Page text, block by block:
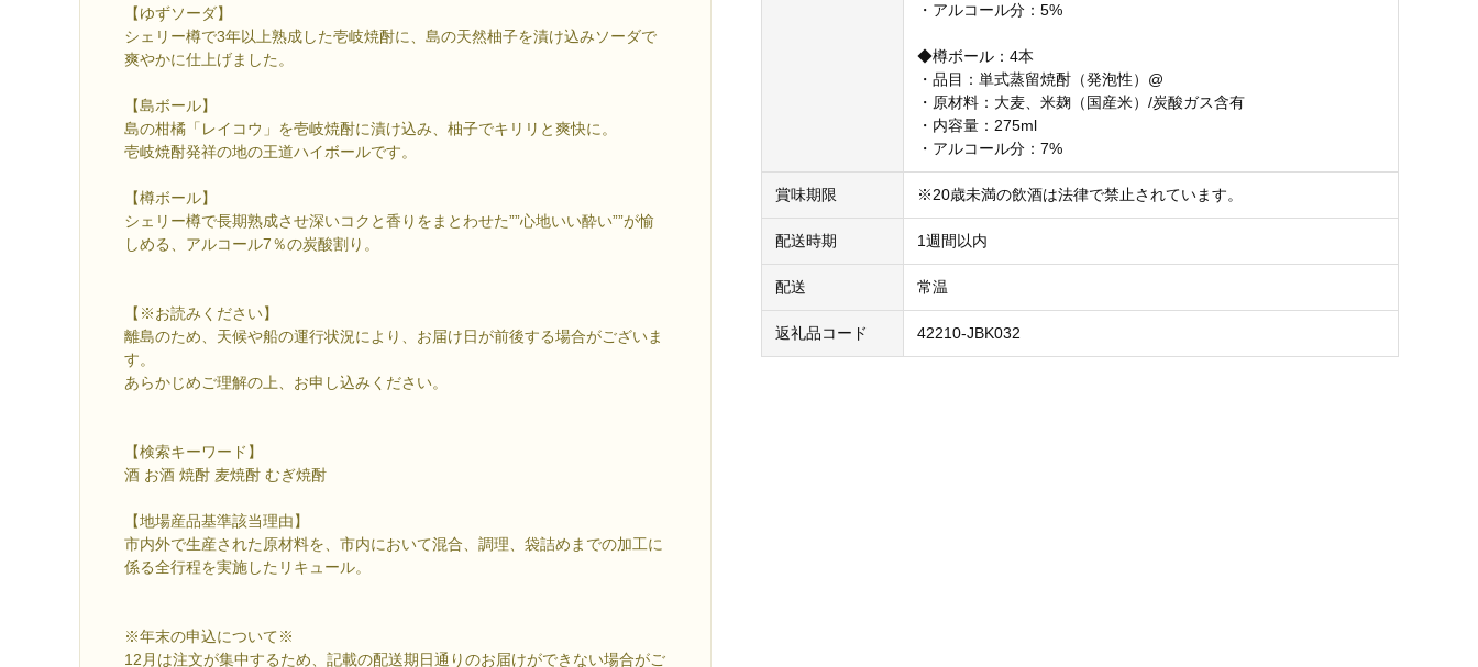
【ゆずソーダ】
シェリー樽で3年以上熟成した壱岐焼酎に、島の天然柚子を漬け込みソーダで
爽やかに仕上げました。
【島ボール】
島の柑橘「レイコウ」を壱岐焼酎に漬け込み、柚子でキリリと爽快に。
壱岐焼酎発祥の地の王道ハイボールです。
【樽ボール】
シェリー樽で長期熟成させ深いコクと香りをまとわせた””心地いい酔い””が愉
しめる、アルコール7％の炭酸割り。
【※お読みください】
離島のため、天候や船の運行状況により、お届け日が前後する場合がございま
す。
あらかじめご理解の上、お申し込みください。
【検索キーワード】
酒 お酒 焼酎 麦焼酎 むぎ焼酎
【地場産品基準該当理由】
市内外で生産された原材料を、市内において混合、調理、袋詰めまでの加工に
係る全行程を実施したリキュール。
※年末の申込について※
12月は注文が集中するため、記載の配送期日通りのお届けができない場合がご
・アルコール分：5%
◆樽ボール：4本
・品目：単式蒸留焼酎（発泡性）@
・原材料：大麦、米麹（国産米）/炭酸ガス含有
・内容量：275ml
・アルコール分：7%
賞味期限 ※20歳未満の飲酒は法律で禁止されています。
配送時期 1週間以内
配送 常温
返礼品コード 42210-JBK032